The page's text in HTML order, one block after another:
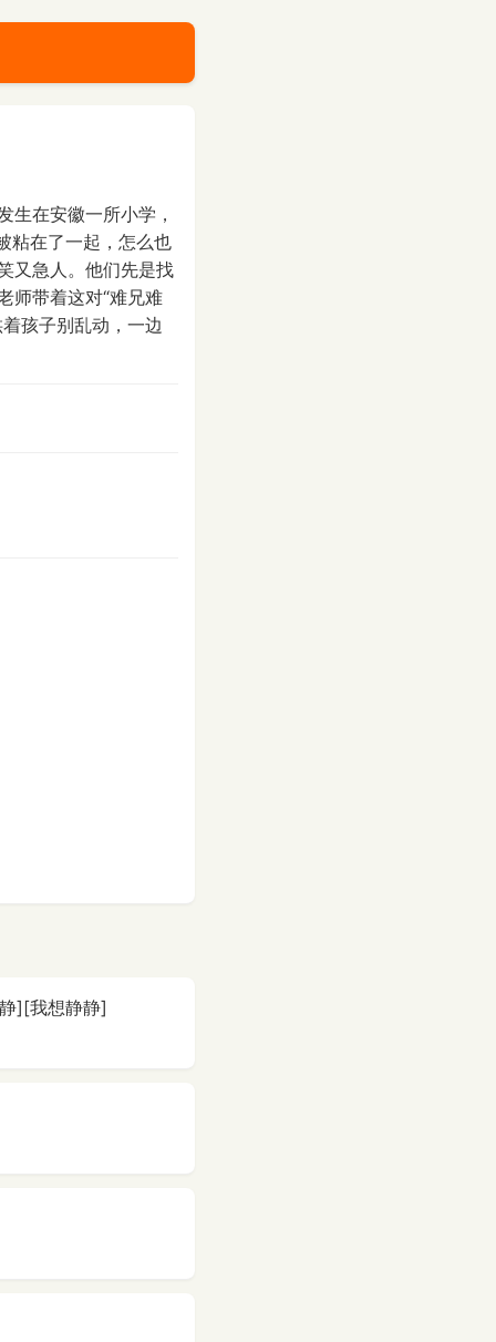
生在安徽一所小学，
粘在了一起，怎么也
又急人。他们先是找
师带着这对“难兄难
孩子别乱动，一边
][我想静静]